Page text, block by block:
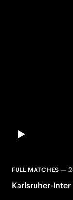
FULL MATCHES—
Karlsruher-Inter